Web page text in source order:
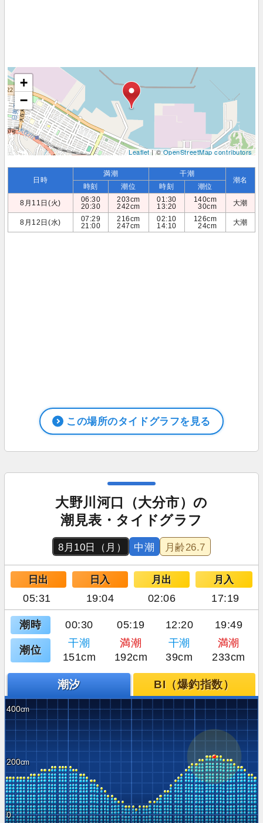
+
−
Leaflet| ©OpenStreetMap contributors
日時
満潮 干潮
潮名
時刻 潮位 時刻
潮位
8月11日(火)
06:30
20:30
203cm
242cm
01:30
13:20
140cm
30cm
大潮
8月12日(水)
07:29
21:00
216cm
247cm
02:10
14:10
126cm
24cm
大潮
この場所のタイドグラフを見る
大野川河口（大分市）の
潮見表・タイドグラフ
8月10日（月） 中潮 月齢26.7
日出 日入 月出 月入
05:31 19:04 02:06 17:19
潮時 00:30 05:19 12:20 19:49
潮位
干潮 満潮 干潮
満潮
151cm
192cm 39cm 233cm
潮汐 BI（爆釣指数）
400
200
0